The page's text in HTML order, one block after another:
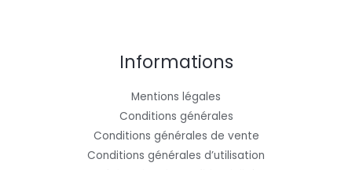
Informations
Mentions légales
Conditions générales
Conditions générales de vente
Conditions générales d’utilisation